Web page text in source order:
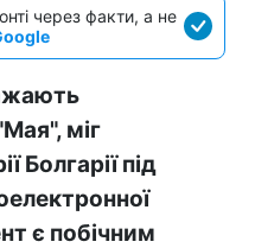
через факти, а не
міг
Болгарії під
є побічним